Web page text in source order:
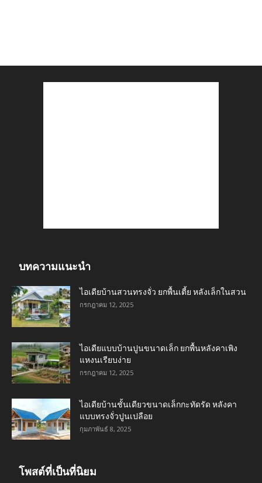
บทความแนะนำ
ไอเดียบ้านสวนทรงจั่ว ยกพื้นเตี้ย หลังเล็กในสวน
กรกฎาคม 12, 2025
ไอเดียแบบบ้านปูนขนาดเล็ก ยกพื้นหลังคาเพิง
แหงนเรียบง่าย
กรกฎาคม 12, 2025
ไอเดียบ้านชั้นเดียวขนาดเล็กกะทัดรัด หลังคา
แบบทรงจั่วปูนเปลือย
กุมภาพันธ์ 8, 2025
โพสต์ที่เป็นที่นิยม